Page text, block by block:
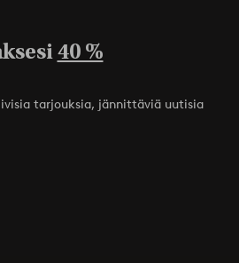
40 %
tarjouksia, jännittäviä uutisia